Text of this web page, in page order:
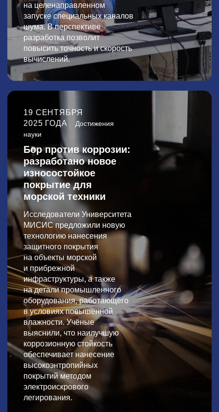
на целенаправленном
запуске специальных каналов
шума. В перспективе
разработка позволит
повысить точность и скорость
вычислений.
19 СЕНТЯБРЯ
2025 ГОДА
Достижения
науки
Бор против коррозии:
разработано новое
износостойкое
покрытие для
морской техники
Исследователи Университета
МИСИС предложили новую
технологию нанесения
защитного покрытия
на объекты морской
и прибрежной
инфраструктуры, а также
на детали промышленного
оборудования, работающего
в условиях повышенной
влажности. Учёные
выяснили, что наилучшую
коррозионную стойкость
обеспечивает нанесение
высокоэнтропийных
покрытий методом
электроискрового
легирования.